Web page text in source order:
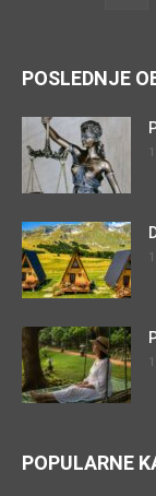
POSLEDNJE
POPULARNE